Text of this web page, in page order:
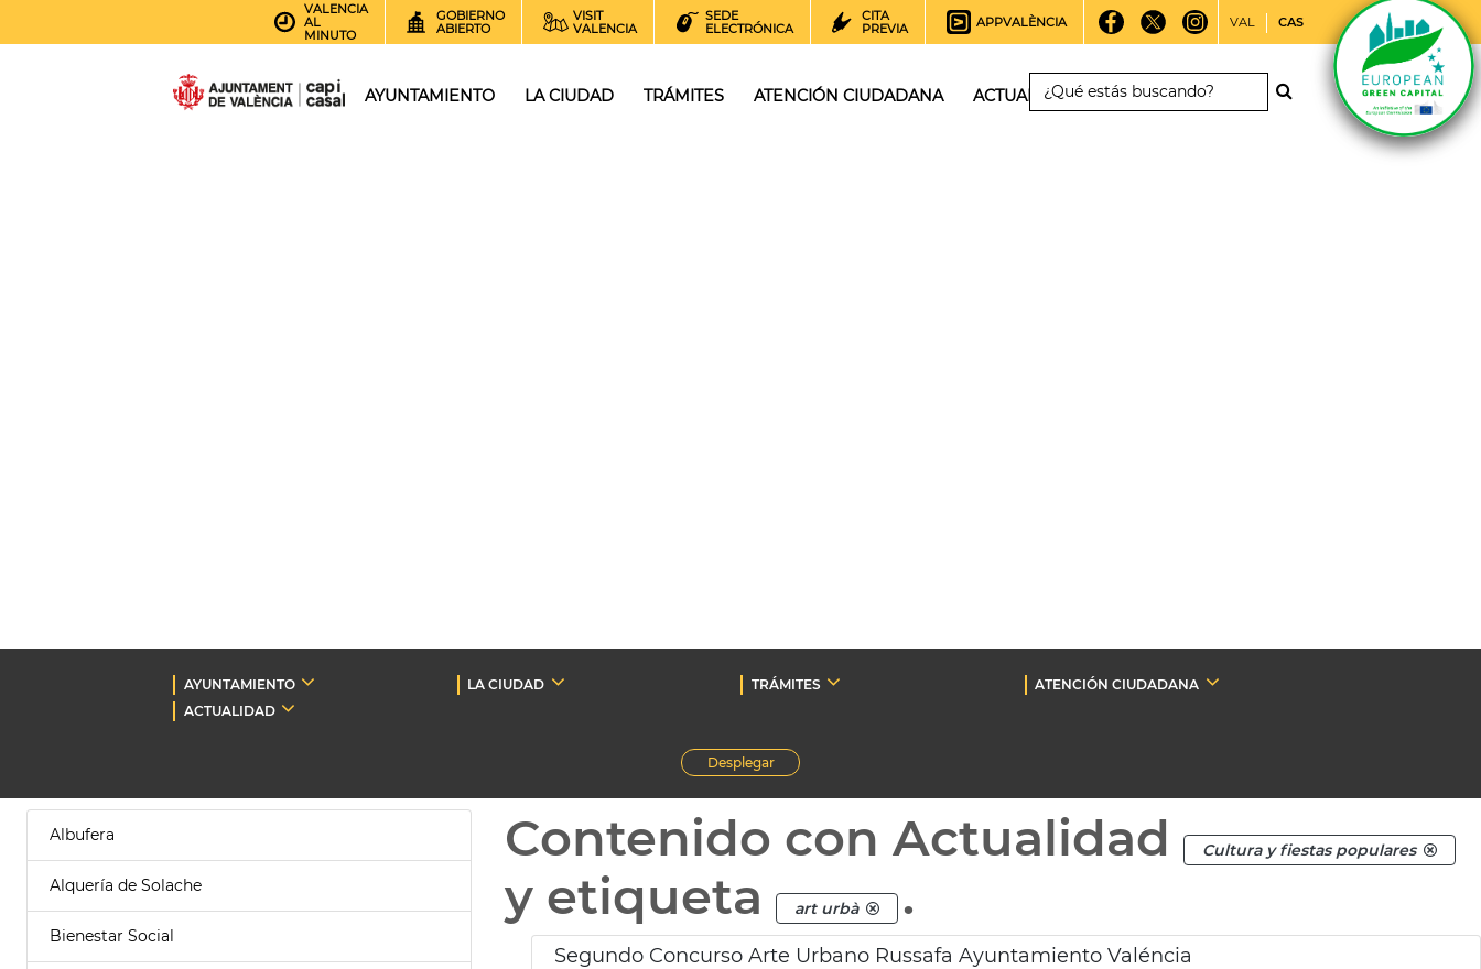
VALENCIA
AL
MINUTO
GOBIERNO
ABIERTO
VISIT
VALENCIA
SEDE
ELECTRÓNICA
CITA
PREVIA
APPVALÈNCIA VAL CAS
AYUNTAMIENTO LA CIUDAD TRÁMITES ATENCIÓN CIUDADANA ACTUALIDAD
AYUNTAMIENTO LA CIUDAD TRÁMITES
ATENCIÓN CIUDADANA
ACTUALIDAD
Desplegar
Albufera
Alquería de Solache
Bienestar Social
Contenido con Actualidad Cultura y fiestas populares
y etiqueta art urbà .
Segundo Concurso Arte Urbano Russafa Ayuntamiento Valéncia